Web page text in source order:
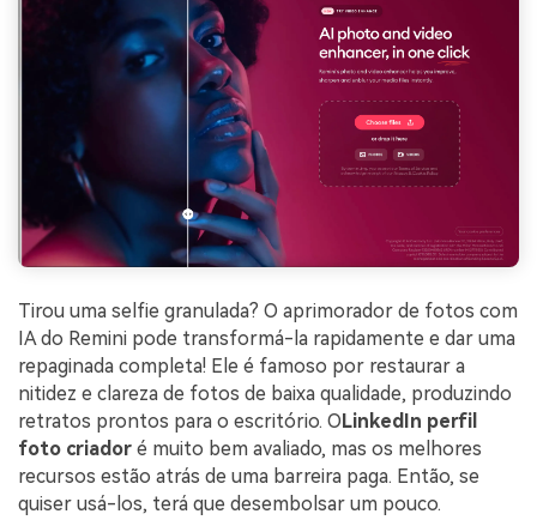
Tirou uma selfie granulada? O aprimorador de fotos com
IA do Remini pode transformá-la rapidamente e dar uma
repaginada completa! Ele é famoso por restaurar a
nitidez e clareza de fotos de baixa qualidade, produzindo
retratos prontos para o escritório. O LinkedIn perfil
foto criador é muito bem avaliado, mas os melhores
recursos estão atrás de uma barreira paga. Então, se
quiser usá-los, terá que desembolsar um pouco.